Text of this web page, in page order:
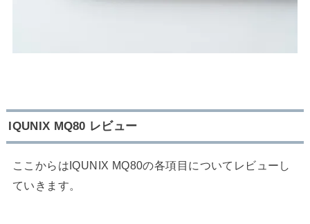
IQUNIX MQ80 レビュー
ここからはIQUNIX MQ80の各項目についてレビューし
ていきます。